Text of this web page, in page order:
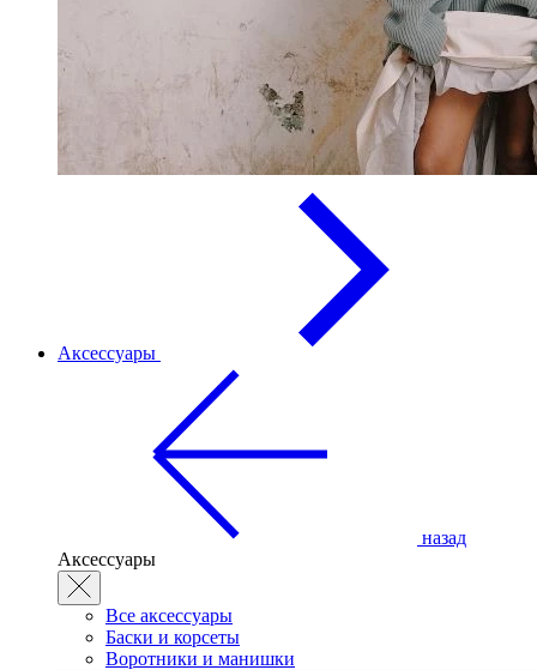
Аксессуары
назад
Аксессуары
Все аксессуары
Баски и корсеты
Воротники и манишки